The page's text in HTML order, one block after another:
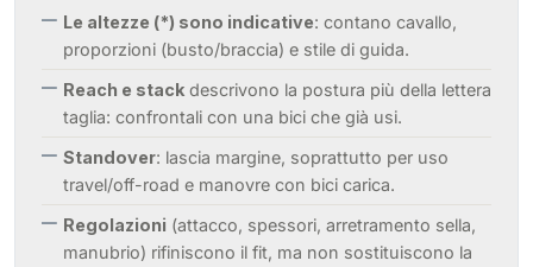
Le altezze (*) sono indicative: contano cavallo,
proporzioni (busto/braccia) e stile di guida.
Reach e stack descrivono la postura più della lettera
taglia: confrontali con una bici che già usi.
Standover: lascia margine, soprattutto per uso
travel/off-road e manovre con bici carica.
Regolazioni (attacco, spessori, arretramento sella,
manubrio) rifiniscono il fit, ma non sostituiscono la